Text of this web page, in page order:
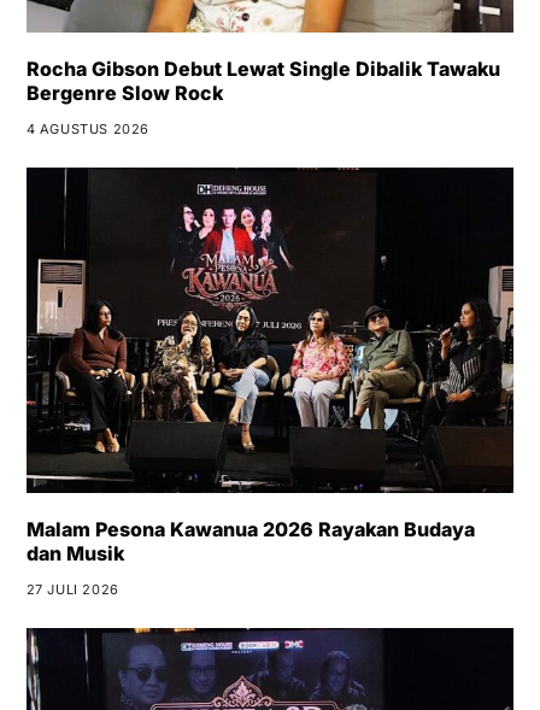
Rocha Gibson Debut Lewat Single Dibalik Tawaku
Bergenre Slow Rock
4 AGUSTUS 2026
Malam Pesona Kawanua 2026 Rayakan Budaya
dan Musik
27 JULI 2026